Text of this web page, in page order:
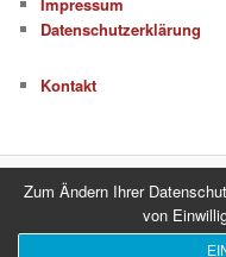
Datenschutzerklärung
Kontakt
Datenschutzerklärung
Zum Ändern Ihrer
von